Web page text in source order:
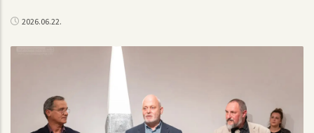
2026.06.22.